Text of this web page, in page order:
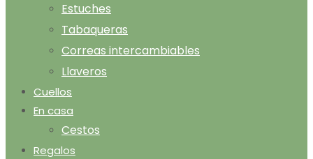
Estuches
Tabaqueras
Correas intercambiables
Llaveros
Cuellos
En casa
Cestos
Regalos